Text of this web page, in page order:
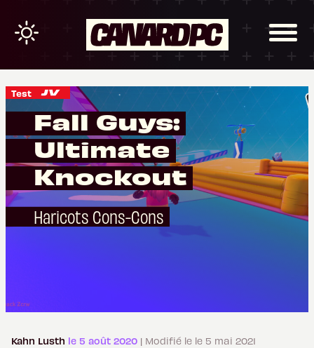
Test
Fall Guys:
Ultimate
Knockout
Haricots Cons-Cons
Kahn Lusth le 5 août 2020 | Modifié le le 5 mai 2021